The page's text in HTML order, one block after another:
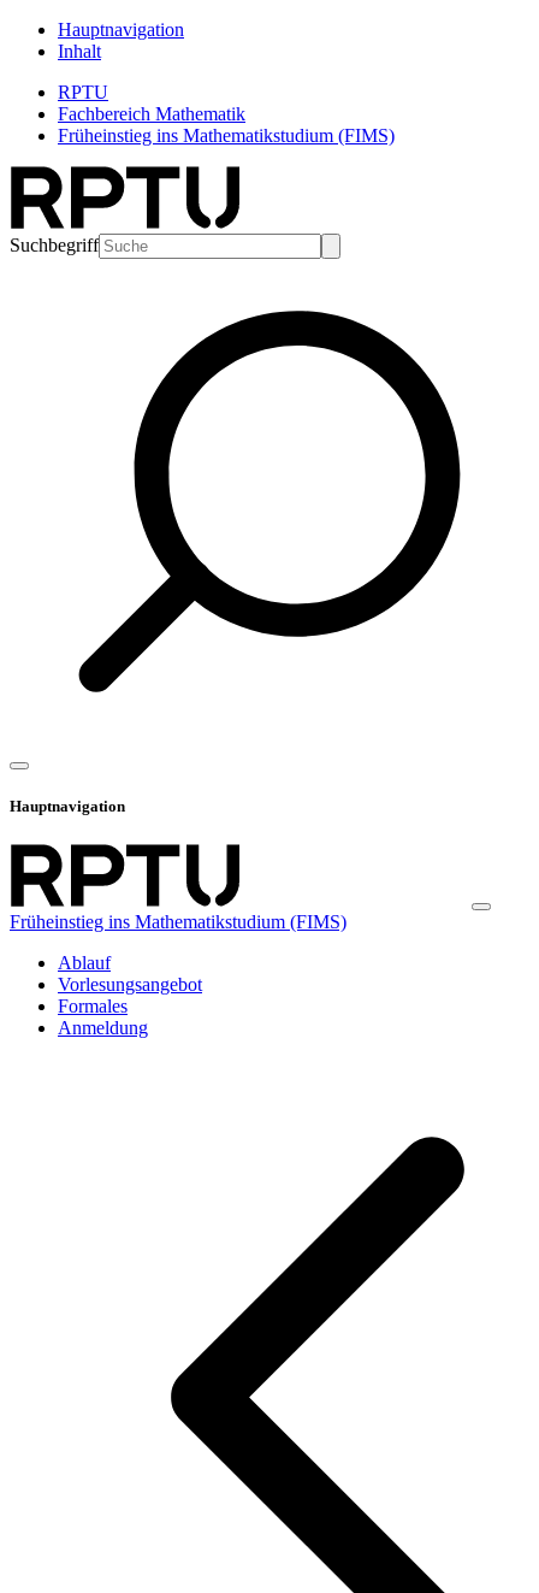
Hauptnavigation
Inhalt
RPTU
Fachbereich Mathematik
Früheinstieg ins Mathematikstudium (FIMS)
Suchbegriff
Hauptnavigation
Früheinstieg ins Mathematikstudium (FIMS)
Ablauf
Vorlesungsangebot
Formales
Anmeldung